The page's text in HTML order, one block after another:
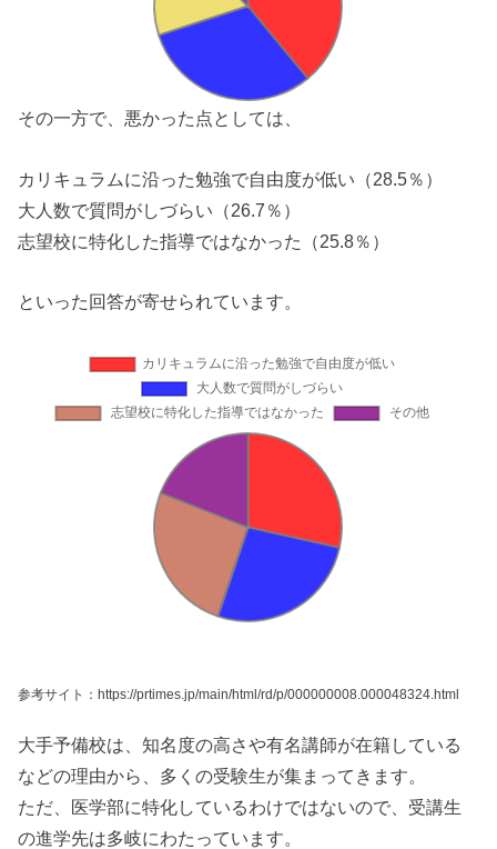
その一方で、悪かった点としては、
カリキュラムに沿った勉強で自由度が低い（28.5％）
大人数で質問がしづらい（26.7％）
志望校に特化した指導ではなかった（25.8％）
といった回答が寄せられています。
参考サイト：https://prtimes.jp/main/html/rd/p/000000008.000048324.html
大手予備校は、知名度の高さや有名講師が在籍している
などの理由から、多くの受験生が集まってきます。
ただ、医学部に特化しているわけではないので、受講生
の進学先は多岐にわたっています。